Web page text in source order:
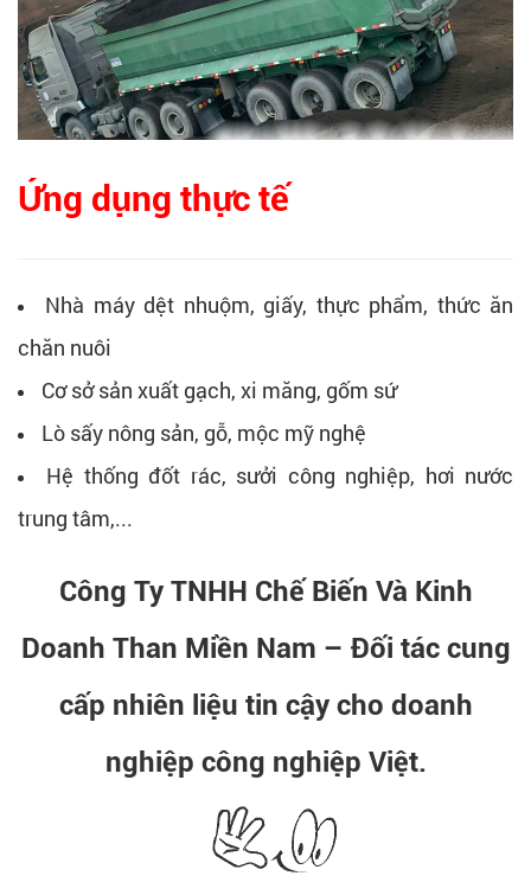
Ứng dụng thực tế
Nhà máy dệt nhuộm, giấy, thực phẩm, thức ăn
chăn nuôi
Cơ sở sản xuất gạch, xi măng, gốm sứ
Lò sấy nông sản, gỗ, mộc mỹ nghệ
Hệ thống đốt rác, sưởi công nghiệp, hơi nước
trung tâm,...
Công Ty TNHH Chế Biến Và Kinh
Doanh Than Miền Nam – Đối tác cung
cấp nhiên liệu tin cậy cho doanh
nghiệp công nghiệp Việt.